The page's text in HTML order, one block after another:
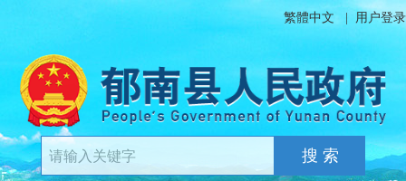
繁體中文 用户登录
搜 索